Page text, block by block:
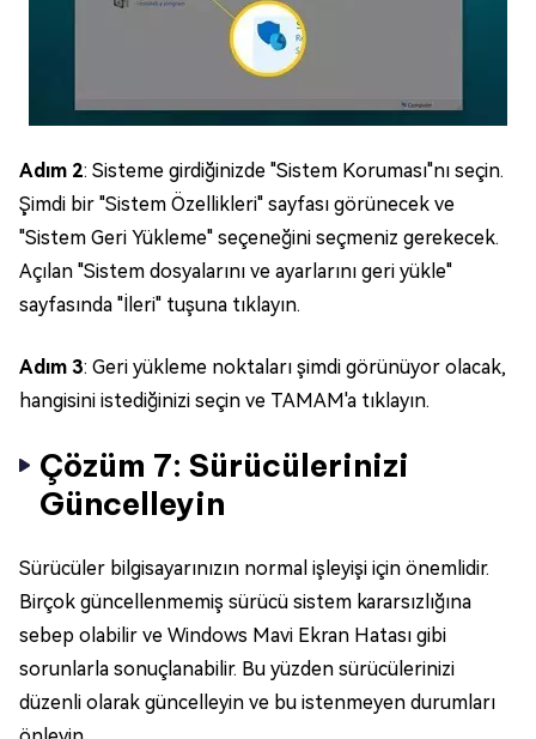
Adım 2: Sisteme girdiğinizde "Sistem Koruması"nı seçin.
Şimdi bir "Sistem Özellikleri" sayfası görünecek ve
"Sistem Geri Yükleme" seçeneğini seçmeniz gerekecek.
Açılan "Sistem dosyalarını ve ayarlarını geri yükle"
sayfasında "İleri" tuşuna tıklayın.
Adım 3: Geri yükleme noktaları şimdi görünüyor olacak,
hangisini istediğinizi seçin ve TAMAM'a tıklayın.
Çözüm 7: Sürücülerinizi
Güncelleyin
Sürücüler bilgisayarınızın normal işleyişi için önemlidir.
Birçok güncellenmemiş sürücü sistem kararsızlığına
sebep olabilir ve Windows Mavi Ekran Hatası gibi
sorunlarla sonuçlanabilir. Bu yüzden sürücülerinizi
düzenli olarak güncelleyin ve bu istenmeyen durumları